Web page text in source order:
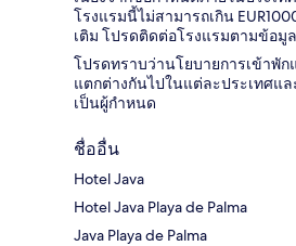
โรงแรมนี้ไม่สามารถเกิน
เติม โปรดติดต่อโรงแรมตามข้อมู
โปรดทราบว่านโยบายการเข้าพั
แตกต่างกันไปในแต่ละประเทศแ
เป็นผู้กำหนด
ชื่ออื่น
Hotel Java
Hotel Java Playa de Palma
Java Playa de Palma